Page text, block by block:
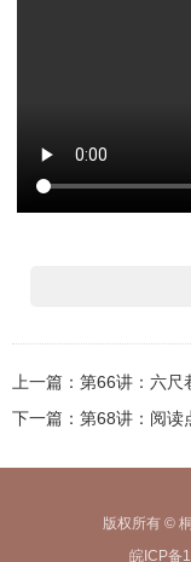
上一篇： 第66讲：六尺
下一篇： 第68讲：阅读
版权所有 ©
皖ICP备